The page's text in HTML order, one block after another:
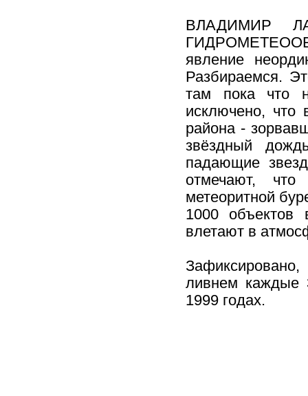
ВЛАДИМИР
явление
Разбираемся.
там пока что
исключено, что
района -
звёздный
падающие
отмечают,
метеоритной
1000 объектов
влетают в
ливнем каждые
1999 годах.